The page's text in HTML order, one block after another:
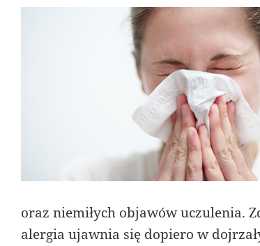
oraz niemiłych objawów uczulenia.
alergia ujawnia się dopiero w